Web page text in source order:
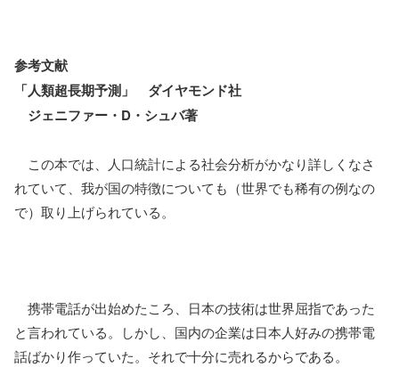
参考文献
「人類超長期予測」 ダイヤモンド社
ジェニファー・D・シュバ著
この本では、人口統計による社会分析がかなり詳しくなさ
れていて、我が国の特徴についても（世界でも稀有の例なの
で）取り上げられている。
携帯電話が出始めたころ、日本の技術は世界屈指であった
と言われている。しかし、国内の企業は日本人好みの携帯電
話ばかり作っていた。それで十分に売れるからである。